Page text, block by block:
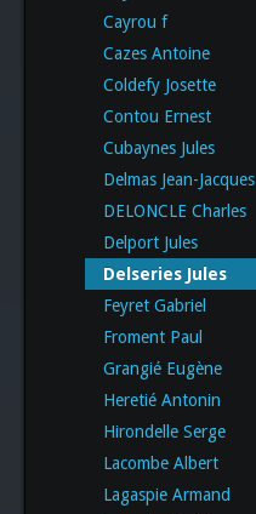
Cayrou f
Cazes Antoine
Coldefy Josette
Contou Ernest
Cubaynes Jules
Delmas Jean-Jacques
DELONCLE Charles
Delport Jules
Delseries Jules
Feyret Gabriel
Froment Paul
Grangié Eugène
Heretié Antonin
Hirondelle Serge
Lacombe Albert
Lagaspie Armand